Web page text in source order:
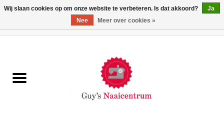
Machines
Wij slaan cookies op om onze website te verbeteren. Is dat akkoord?
Ja
Nee
Meer over cookies »